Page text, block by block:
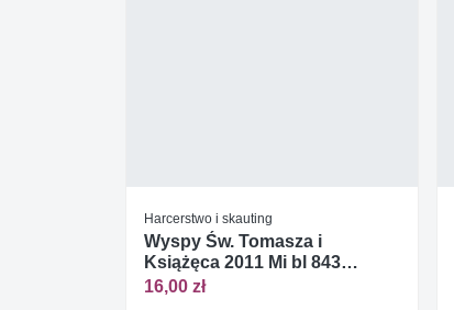
Harcerstwo i skauting
Wyspy Św. Tomasza i
Książęca 2011 Mi bl 843
Czyste **
16,00 zł